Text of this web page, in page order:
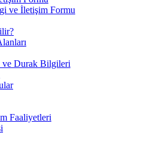
ve İletişim Formu
ve Durak Bilgileri
Faaliyetleri